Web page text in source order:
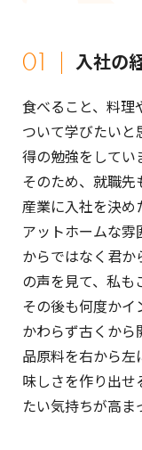
01 入社の
食べること、料理
ついて学びたいと
得の勉強をしてい
そのため、就職先
産業に入社を決め
アットホームな雰
からではなく君か
の声を見て、私も
その後も何度かイ
かわらず古くから
品原料を右から左
味しさを作り出せ
たい気持ちが高ま